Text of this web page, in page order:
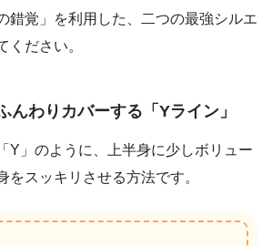
錯覚」を利用した、二つの最強シルエ
ください。
んわりカバーする「Yライン」
Y」のように、上半身に少しボリュー
をスッキリさせる方法です。